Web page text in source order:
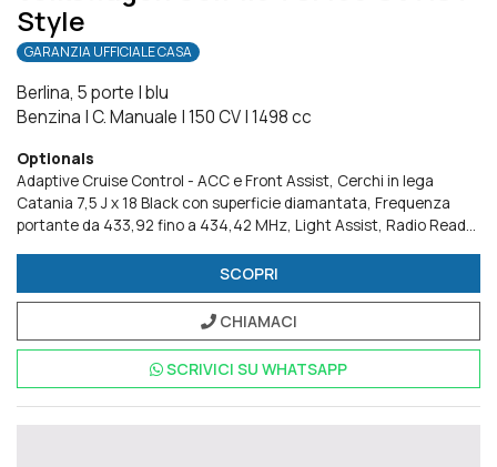
Style
GARANZIA UFFICIALE CASA
Berlina, 5 porte |blu
Benzina |C. Manuale |150 CV|1498 cc
Optionals
Adaptive Cruise Control - ACC e Front Assist Cerchi in lega
Catania 7,5 J x 18 Black con superficie diamantata Frequenza
portante da 433,92 fino a 434,42 MHz Light Assist Radio Ready
Sedili anteriori ergoActive
panoramico ad azionamento elettrico
SCOPRI
CHIAMACI
SCRIVICI SU WHATSAPP